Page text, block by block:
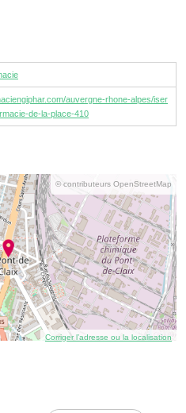
auvergne-rhone-alpes/iser
de-la-place-410
© contributeurs OpenStreetMap
Corriger l’adresse ou la localisation